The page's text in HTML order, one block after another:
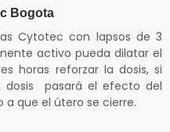
Bogota
Cytotec con lapsos de 3
activo pueda dilatar el
horas reforzar la dosis, si
dosis pasará el efecto del
a que el útero se cierre.